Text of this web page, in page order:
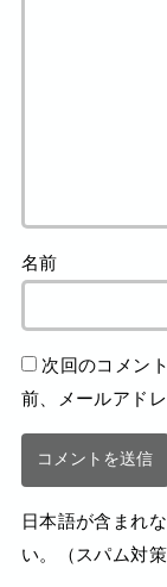
名前
次回のコメン
前、メールアド
日本語が含まれ
い。（スパム対策